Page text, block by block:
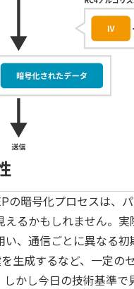
の暗号化プロセスは、
えるかもしれません。
い、通信ごとに異なる初
生成するなど、一定の
しかし今日の技術基準で